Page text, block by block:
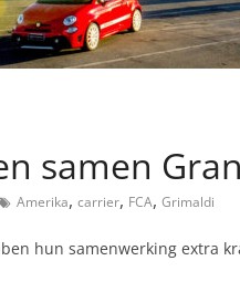
samen
Amerika, carrier, FCA, Grimaldi
hun samenwerking extra